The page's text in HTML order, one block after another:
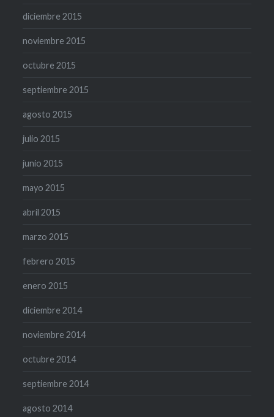
diciembre 2015
noviembre 2015
octubre 2015
septiembre 2015
agosto 2015
julio 2015
junio 2015
mayo 2015
abril 2015
marzo 2015
febrero 2015
enero 2015
diciembre 2014
noviembre 2014
octubre 2014
septiembre 2014
agosto 2014